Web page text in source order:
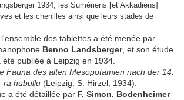
1934, les Sumériens [et Akkadiens]
et les chenilles ainsi que leurs stades de
des tablettes a été menée par
Benno Landsberger, et son étude
publiée à Leipzig en 1934.
Fauna des alten Mesopotamien nach der 14.
ra hubullu (Leipzig: S. Hirzel, 1934).
a été détaillée par F. Simon. Bodenheimer